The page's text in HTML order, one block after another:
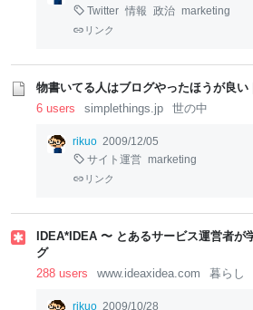
Twitter 情報 政治 marketing
リンク
物書いてる人はブログやったほうが良
6 users
simplethings.jp 世の中
rikuo 2009/12/05
サイト運営 marketing
リンク
IDEA*IDEA 〜 とあるサービス運営者が
グ
288 users
www.ideaxidea.com 暮らし
rikuo 2009/10/28